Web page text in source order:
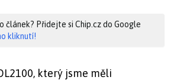
článek? Přidejte si Chip.cz do Google
kliknutí!
který jsme měli